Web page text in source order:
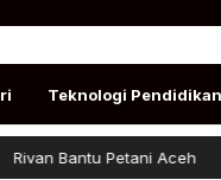
Teknologi Pendidikan
Bantu Petani Aceh